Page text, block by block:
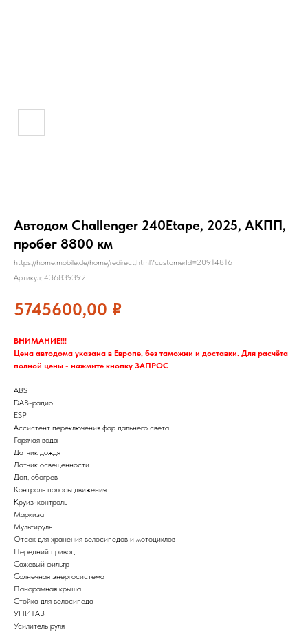
Автодом Challenger 240Etape, 2025, АКПП,
пробег 8800 км
https://home.mobile.de/home/redirect.html?customerId=20914816
Артикул: 436839392
5745600,00 ₽
ВНИМАНИЕ!!!
Цена автодома указана в Европе, без таможни и доставки. Для расчёта
полной цены - нажмите кнопку ЗАПРОС
ABS
DAB-радио
ESP
Ассистент переключения фар дальнего света
Горячая вода
Датчик дождя
Датчик освещенности
Доп. обогрев
Контроль полосы движения
Круиз-контроль
Маркиза
Мультируль
Отсек для хранения велосипедов и мотоциклов
Передний привод
Сажевый фильтр
Солнечная энергосистема
Панорамная крыша
Стойка для велосипеда
УНИТАЗ
Усилитель руля